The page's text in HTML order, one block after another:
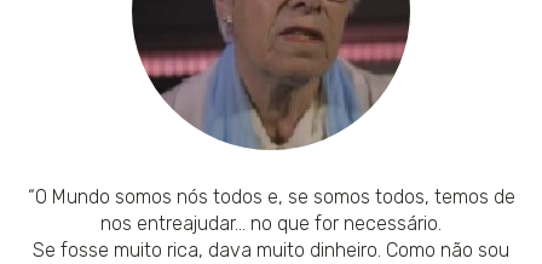
“O Mundo somos nós todos e, se somos todos, temos de
nos entreajudar... no que for necessário.
Se fosse muito rica, dava muito dinheiro. Como não sou